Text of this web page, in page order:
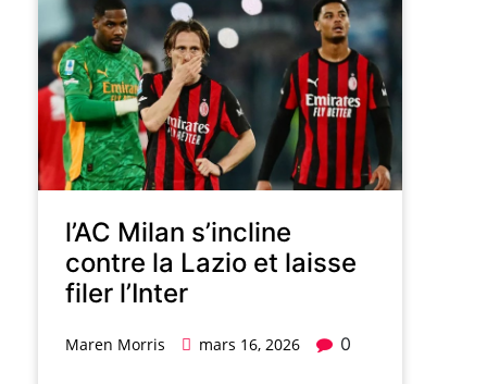
l’AC Milan s’incline
contre la Lazio et laisse
filer l’Inter
Maren Morris mars 16, 2026 0